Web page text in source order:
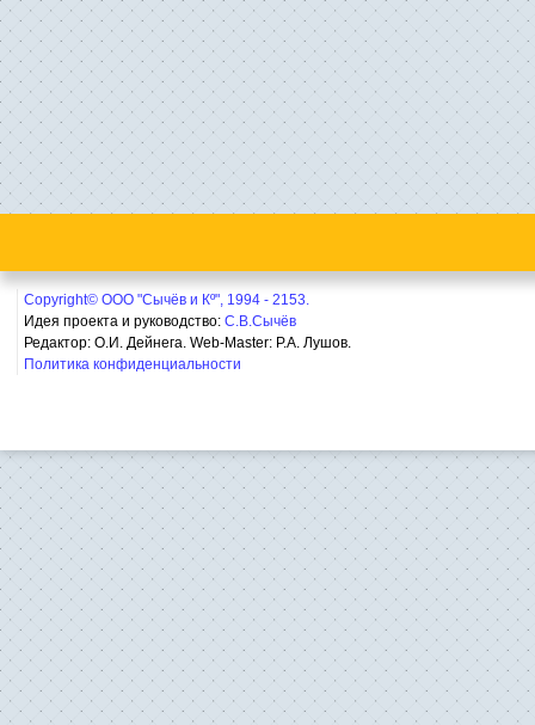
Copyright© ООО "Сычёв и Кº", 1994 - 2153.
Идея проекта и руководство: С.В.Сычёв
Редактор: О.И. Дейнега. Web-Master: Р.А. Лушов.
Политика конфиденциальности